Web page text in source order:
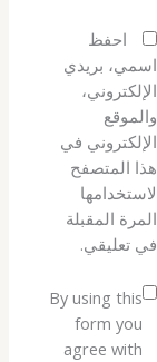
احفظ
اسمي، بريدي
الإلكتروني،
والموقع
الإلكتروني في
هذا المتصفح
لاستخدامها
المرة المقبلة
في تعليقي.
By using this
form you
agree with